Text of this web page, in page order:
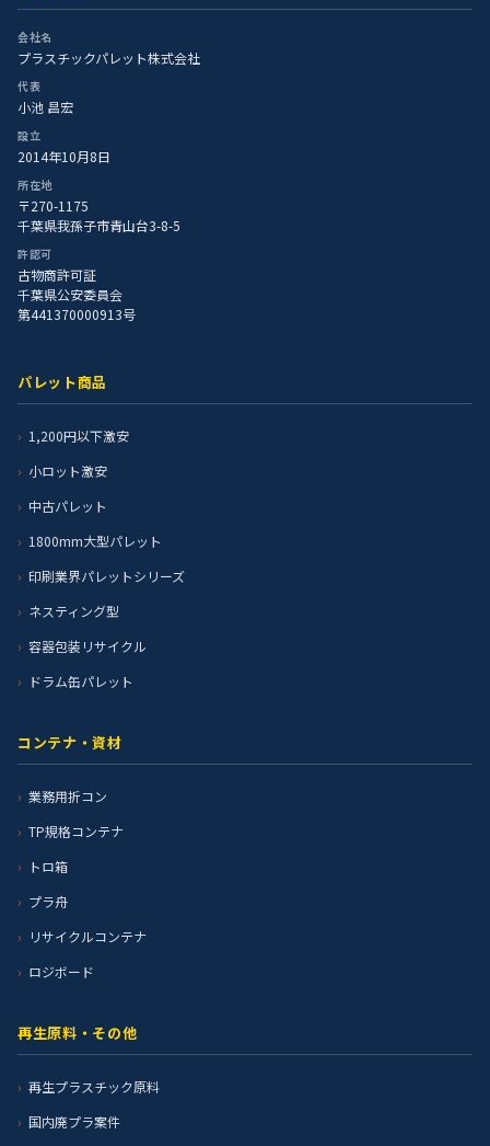
会社名
プラスチックパレット株式会社
代表
小池 昌宏
設立
2014年10月8日
所在地
〒270-1175
千葉県我孫子市青山台3-8-5
許認可
古物商許可証
千葉県公安委員会
第441370000913号
パレット商品
1,200円以下激安
小ロット激安
中古パレット
1800mm大型パレット
印刷業界パレットシリーズ
ネスティング型
容器包装リサイクル
ドラム缶パレット
コンテナ・資材
業務用折コン
TP規格コンテナ
トロ箱
プラ舟
リサイクルコンテナ
ロジボード
再生原料・その他
再生プラスチック原料
国内廃プラ案件